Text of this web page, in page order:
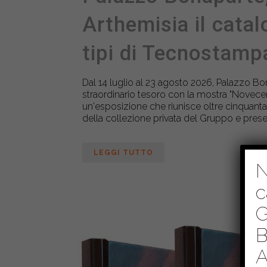
Arthemisia il
tipi di
Dal 14 luglio al 23 agosto 2026, Palazzo
straordinario tesoro con la mostra
un'esposizione che riunisce oltre
della collezione privata del Gruppo e
LEGGI TUTTO